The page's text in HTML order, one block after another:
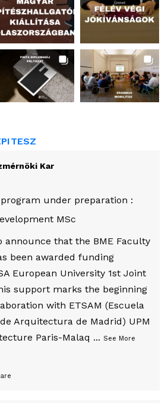
Kar
under preparation :
MSc
announce that the BME Faculty
been awarded funding
European University 1st Joint
support marks the beginning
with ETSAM (Escuela
Arquitectura de Madrid) UPM
Paris-Malaq ... See More